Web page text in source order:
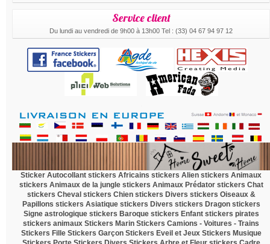
Service client
Du lundi au vendredi de 9h00 à 13h00 Tel : (33) 04 67 94 97 12
Sticker Autocollant stickers Africains stickers Alien stickers Animaux
stickers Animaux de la jungle stickers Animaux Prédator stickers Chat
stickers Cheval stickers Chien stickers Divers stickers Oiseaux &
Papillons stickers Asiatique stickers Divers stickers Dragon stickers
Signe astrologique stickers Baroque stickers Enfant stickers pirates
stickers animaux Stickers Marin Stickers Camions - Voitures - Trains
Stickers Fille Stickers Garçon Stickers Eveil et Jeux Stickers Musique